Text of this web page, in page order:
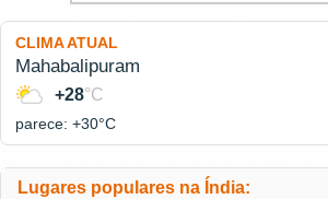
CLIMA ATUAL
Mahabalipuram
+28°C
parece: +30°C
Lugares populares na Índia: